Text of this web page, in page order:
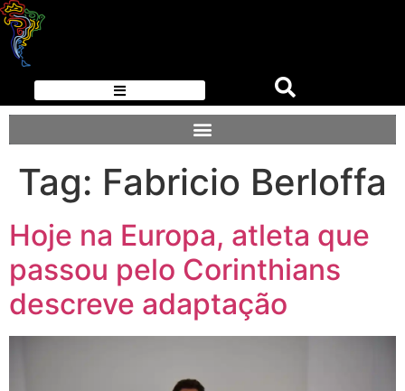
Tag: Fabricio Berloffa
Hoje na Europa, atleta que
passou pelo Corinthians
descreve adaptação